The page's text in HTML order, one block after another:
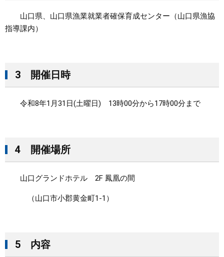
山口県、山口県漁業就業者確保育成センター（山口県漁協
指導課内）
3 開催日時
令和8年1月31日(土曜日) 13時00分から17時00分まで
4 開催場所
山口グランドホテル 2F 鳳凰の間
（山口市小郡黄金町1-1）
5 内容